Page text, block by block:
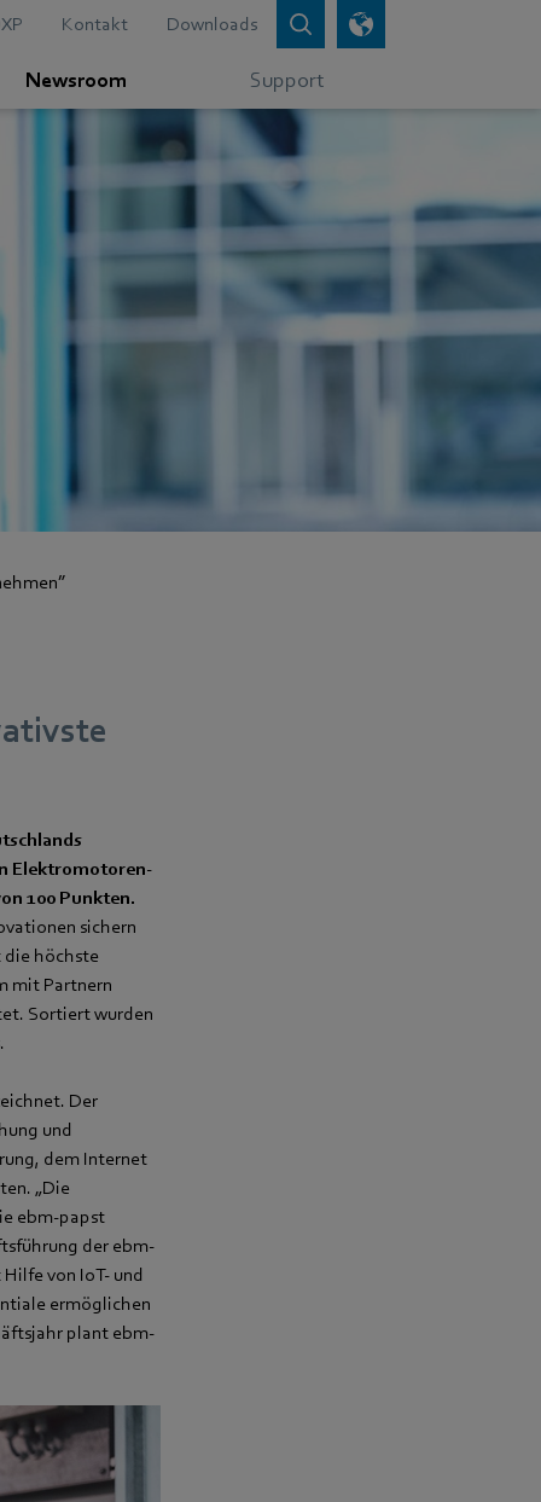
Kontakt Downloads
Newsroom Support
Elektromotoren-
100 Punkten.
sichern
die höchste
mit Partnern
Sortiert wurden
Der
und
dem Internet
„Die
ebm-papst
der ebm-
von IoT- und
ermöglichen
plant ebm-